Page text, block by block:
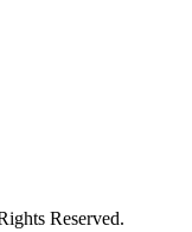
Reserved.